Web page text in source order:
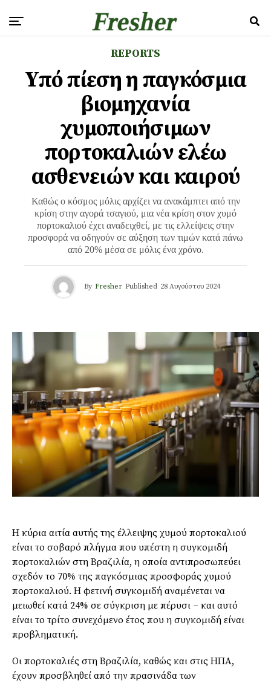
REPORTS
Yπό πίεση η παγκόσμια
βιομηχανία
χυμοποιήσιμων
πορτοκαλιών ελέω
ασθενειών και καιρού
Καθώς ο κόσμος μόλις αρχίζει να ανακάμπτει από την
κρίση στην αγορά τσαγιού, μια νέα κρίση στον χυμό
πορτοκαλιού έχει αναδειχθεί, με τις ελλείψεις στην
προσφορά να οδηγούν σε αύξηση των τιμών κατά πάνω
από 20% μέσα σε μόλις ένα χρόνο.
By Fresher Published 28 Αυγούστου 2024
Η κύρια αιτία αυτής της έλλειψης χυμού πορτοκαλιού
είναι το σοβαρό πλήγμα που υπέστη η συγκομιδή
πορτοκαλιών στη Βραζιλία, η οποία αντιπροσωπεύει
σχεδόν το 70% της παγκόσμιας προσφοράς χυμού
πορτοκαλιού. Η φετινή συγκομιδή αναμένεται να
μειωθεί κατά 24% σε σύγκριση με πέρυσι – και αυτό
είναι το τρίτο συνεχόμενο έτος που η συγκομιδή είναι
προβληματική.
Οι πορτοκαλιές στη Βραζιλία, καθώς και στις ΗΠΑ,
έχουν προσβληθεί από την πρασινάδα των